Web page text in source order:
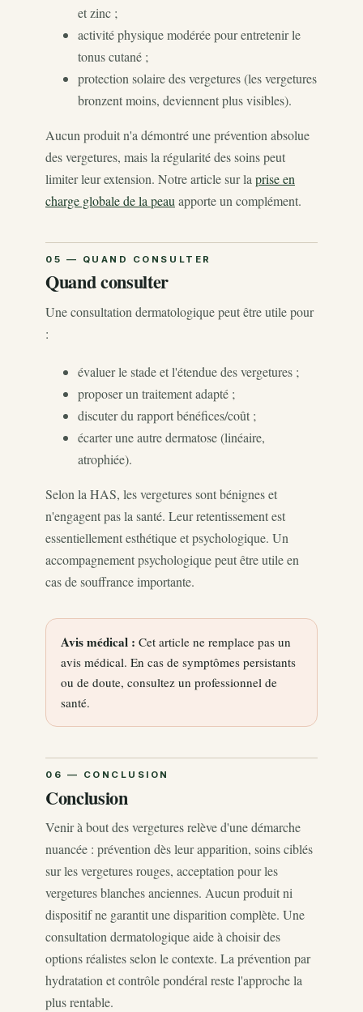
et zinc ;
activité physique modérée pour entretenir le
tonus cutané ;
protection solaire des vergetures (les vergetures
bronzent moins, deviennent plus visibles).
Aucun produit n'a démontré une prévention absolue
des vergetures, mais la régularité des soins peut
limiter leur extension. Notre article sur la prise en
charge globale de la peau apporte un complément.
Quand consulter
Une consultation dermatologique peut être utile pour
:
évaluer le stade et l'étendue des vergetures ;
proposer un traitement adapté ;
discuter du rapport bénéfices/coût ;
écarter une autre dermatose (linéaire,
atrophiée).
Selon la HAS, les vergetures sont bénignes et
n'engagent pas la santé. Leur retentissement est
essentiellement esthétique et psychologique. Un
accompagnement psychologique peut être utile en
cas de souffrance importante.
Avis médical : Cet article ne remplace pas un
avis médical. En cas de symptômes persistants
ou de doute, consultez un professionnel de
santé.
Conclusion
Venir à bout des vergetures relève d'une démarche
nuancée : prévention dès leur apparition, soins ciblés
sur les vergetures rouges, acceptation pour les
vergetures blanches anciennes. Aucun produit ni
dispositif ne garantit une disparition complète. Une
consultation dermatologique aide à choisir des
options réalistes selon le contexte. La prévention par
hydratation et contrôle pondéral reste l'approche la
plus rentable.